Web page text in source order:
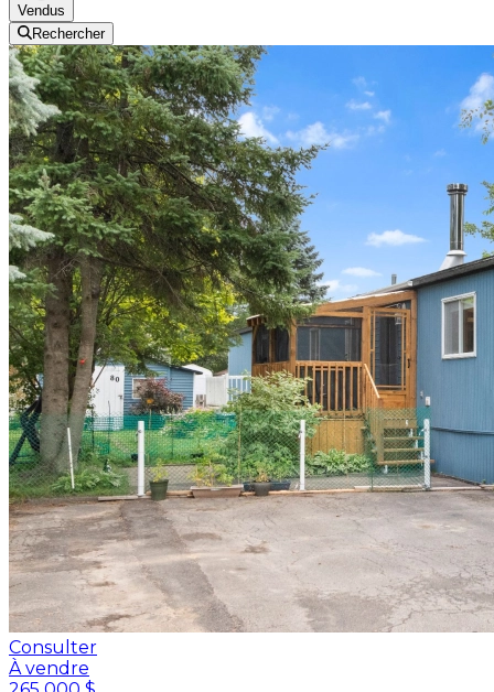
Vendus
Rechercher
Consulter
À vendre